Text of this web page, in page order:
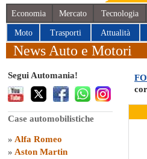
Economia Mercato Tecnologia
Moto Trasporti Attualità
News Auto e Motori
Segui Automania!
Case automobilistiche
» Alfa Romeo
» Aston Martin